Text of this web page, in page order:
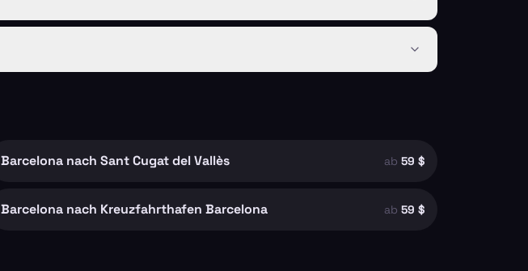
Barcelona nach Sant Cugat del Vallès ab 59 $
Barcelona nach Kreuzfahrthafen Barcelona ab 59 $